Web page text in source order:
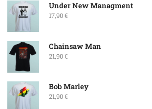
Under New Managment
17,90€
Chainsaw Man
21,90€
Bob Marley
21,90€